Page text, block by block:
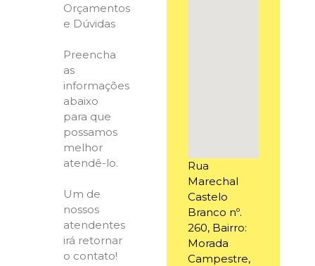
Orçamentos
e Dúvidas
Preencha
as
informações
abaixo
para que
possamos
melhor
atendê-lo.
Um de
nossos
atendentes
irá retornar
o contato!
Rua
Marechal
Castelo
Branco nº.
260, Bairro:
Morada
Campestre,